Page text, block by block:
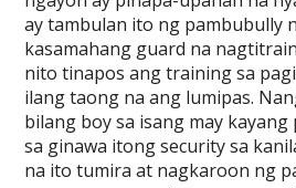
ay tambulan ito ng pambubully
kasamahang guard na
nito tinapos ang training sa
ilang taong na ang lumipas.
bilang boy sa isang may
sa ginawa itong security sa
na ito tumira at nagkaroon ng